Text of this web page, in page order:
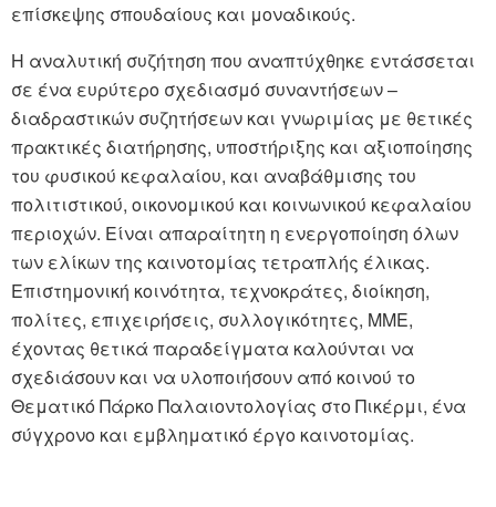
επίσκεψης σπουδαίους και μοναδικούς.
Η αναλυτική συζήτηση που αναπτύχθηκε εντάσσεται
σε ένα ευρύτερο σχεδιασμό συναντήσεων –
διαδραστικών συζητήσεων και γνωριμίας με θετικές
πρακτικές διατήρησης, υποστήριξης και αξιοποίησης
του φυσικού κεφαλαίου, και αναβάθμισης του
πολιτιστικού, οικονομικού και κοινωνικού κεφαλαίου
περιοχών. Είναι απαραίτητη η ενεργοποίηση όλων
των ελίκων της καινοτομίας τετραπλής έλικας.
Επιστημονική κοινότητα, τεχνοκράτες, διοίκηση,
πολίτες, επιχειρήσεις, συλλογικότητες, ΜΜΕ,
έχοντας θετικά παραδείγματα καλούνται να
σχεδιάσουν και να υλοποιήσουν από κοινού το
Θεματικό Πάρκο Παλαιοντολογίας στο Πικέρμι, ένα
σύγχρονο και εμβληματικό έργο καινοτομίας.